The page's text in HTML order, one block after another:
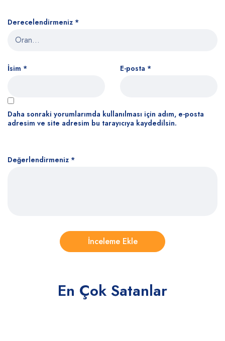
Derecelendirmeniz *
Değerlendirmeniz *
İsim * E-posta *
Daha sonraki yorumlarımda kullanılması için adım, e-posta
adresim ve site adresim bu tarayıcıya kaydedilsin.
En Çok Satanlar